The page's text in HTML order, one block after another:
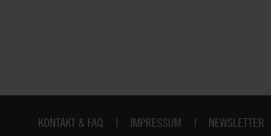
Fußbereich
KONTAKT & FAQ IMPRESSUM NEWSLETTER